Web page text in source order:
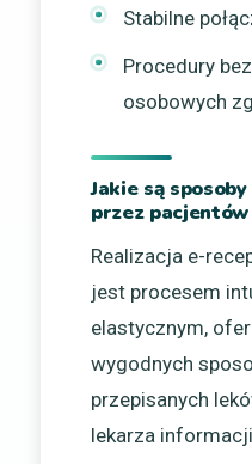
Stabilne
Procedury
osobowych
Jakie są
przez pacjentów
Realizacja e-
jest procesem
elastycznym,
wygodnych
przepisanych
lekarza